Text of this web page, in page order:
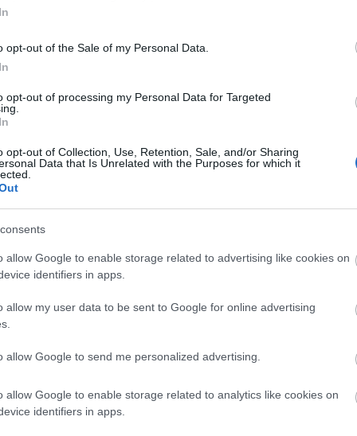
opt-out of the Sale of my Personal Data.
opt-out of processing my Personal Data for Targeted
opt-out of Collection, Use, Retention, Sale, and/or Sharing
Data that Is Unrelated with the Purposes for which it
allow Google to enable storage related to advertising like cookies on
identifiers in apps.
allow my user data to be sent to Google for online advertising
allow Google to send me personalized advertising.
allow Google to enable storage related to analytics like cookies on
identifiers in apps.
να κάνουμε την δουλειά μας. Άλλαξε
γλείψιμο που του κάνεις". Εδώ πιέζουμε δεν
ρώτησε: «
».